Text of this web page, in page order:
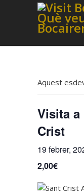
Aquest
Visita a
Crist
19 febrer,
2,00€